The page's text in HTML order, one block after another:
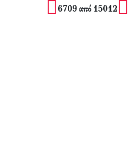
6709 από 15012